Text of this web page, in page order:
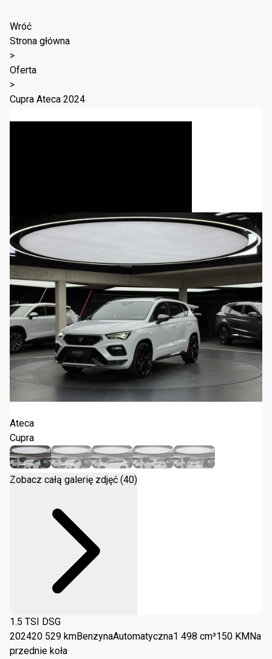
Wróć
Strona główna
>
Oferta
>
Cupra Ateca 2024
Cupra Ateca 1.5 TSI DSG 2024
Ateca
Cupra
Zobacz całą galerię zdjęć (40)
1.5 TSI DSG
202420 529 kmBenzynaAutomatyczna1 498 cm³150 KM Na
przednie koła